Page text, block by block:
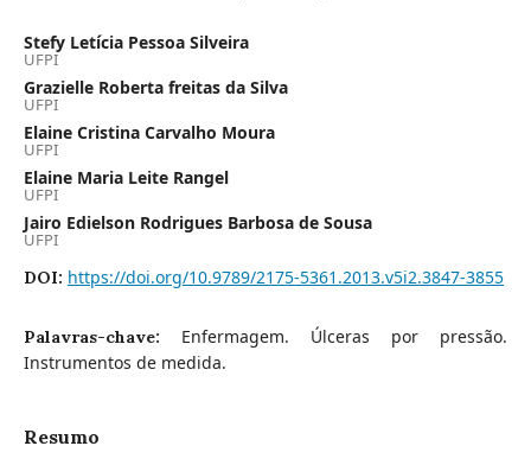
Stefy Letícia Pessoa Silveira
UFPI
Grazielle Roberta freitas da Silva
UFPI
Elaine Cristina Carvalho Moura
UFPI
Elaine Maria Leite Rangel
UFPI
Jairo Edielson Rodrigues Barbosa de Sousa
UFPI
DOI: https://doi.org/10.9789/2175-5361.2013.v5i2.3847-3855
Palavras-chave: Enfermagem. Úlceras por pressão.
Instrumentos de medida.
Resumo